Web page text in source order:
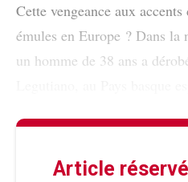
Cette vengeance aux
émules en Europe ? Dans la
un homme de 38 ans a
Article